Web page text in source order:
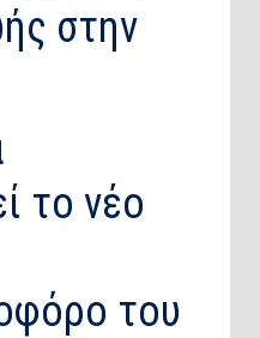
στην
το νέο
του